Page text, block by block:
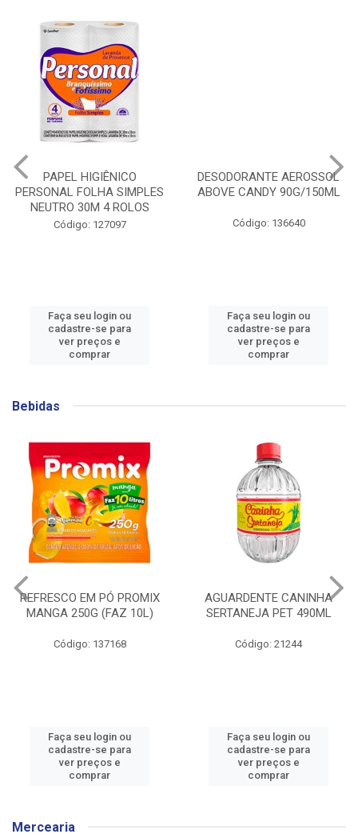
PAPEL HIGIÊNICO
PERSONAL FOLHA SIMPLES
NEUTRO 30M 4 ROLOS
Código: 127097
Faça seu login ou
cadastre-se para
ver preços e
comprar
DESODORANTE AEROSSOL
ABOVE CANDY 90G/150ML
Código: 136640
Faça seu login ou
cadastre-se para
ver preços e
comprar
Bebidas
AGUARDENTE CANINHA
SERTANEJA PET 490ML
Código: 21244
Faça seu login ou
cadastre-se para
ver preços e
comprar
GIN BEEFEATER
BLACKBERRY 700ML
Código: 141753
Faça seu login ou
cadastre-se para
ver preços e
comprar
Mercearia